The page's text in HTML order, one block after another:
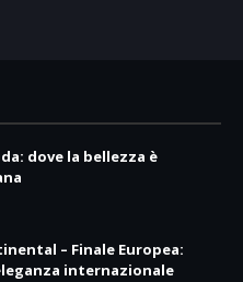
dove la bellezza è
– Finale Europea:
internazionale